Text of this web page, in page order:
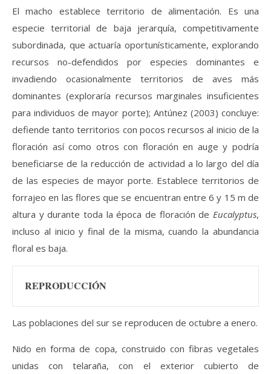
El macho establece territorio de alimentación. Es una
especie territorial de baja jerarquía, competitivamente
subordinada, que actuaría oportunísticamente, explorando
recursos no-defendidos por especies dominantes e
invadiendo ocasionalmente territorios de aves más
dominantes (exploraría recursos marginales insuficientes
para individuos de mayor porte); Antúnez (2003) concluye:
defiende tanto territorios con pocos recursos al inicio de la
floración así como otros con floración en auge y podría
beneficiarse de la reducción de actividad a lo largo del día
de las especies de mayor porte. Establece territorios de
forrajeo en las flores que se encuentran entre 6 y 15 m de
altura y durante toda la época de floración de Eucalyptus,
incluso al inicio y final de la misma, cuando la abundancia
floral es baja.
REPRODUCCIÓN
Las poblaciones del sur se reproducen de octubre a enero.
Nido en forma de copa, construido con fibras vegetales
unidas con telaraña, con el exterior cubierto de